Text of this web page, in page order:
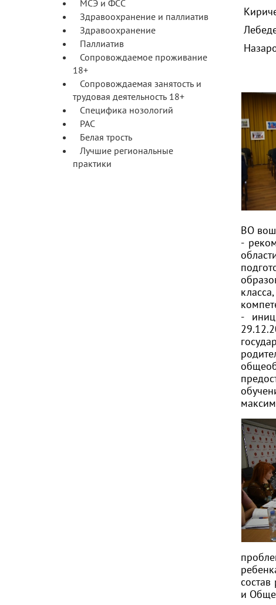
МСЭ и ФСС
Здравоохранение и паллиатив
Здравоохранение
Паллиатив
Сопровождаемое проживание
18+
Сопровождаемая занятость и
трудовая деятельность 18+
Специфика нозологий
РАС
Белая трость
Лучшие региональные
практики
ВО
-
-
и